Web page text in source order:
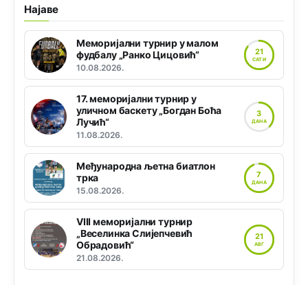
Најаве
Меморијални турнир у малом
фудбалу „Ранко Цицовић“
10.08.2026.
21
САТИ
17. меморијални турнир у
уличном баскету „Богдан Боћа
Лучић“
11.08.2026.
3
ДАНА
Међународна љетна биатлон
трка
15.08.2026.
7
ДАНА
VIII меморијални турнир
„Веселинка Слијепчевић
Обрадовић“
21.08.2026.
21
АВГ